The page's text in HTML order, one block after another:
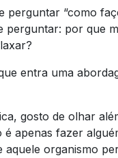
perguntar “como
perguntar: por que
entra uma
gosto de olhar
é apenas fazer
aquele organismo